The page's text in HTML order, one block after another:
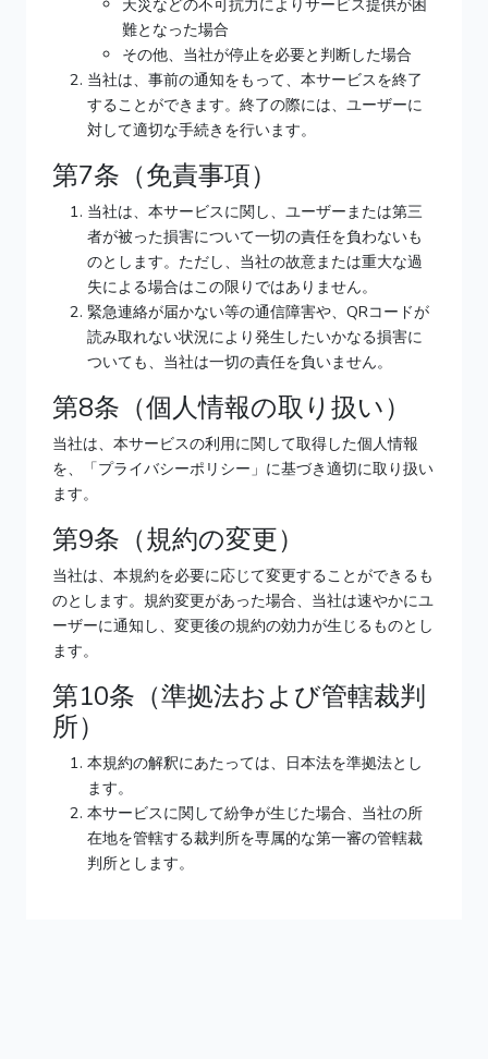
天災などの不可抗力によりサービス提供が困
難となった場合
その他、当社が停止を必要と判断した場合
当社は、事前の通知をもって、本サービスを終了
することができます。終了の際には、ユーザーに
対して適切な手続きを行います。
第7条（免責事項）
当社は、本サービスに関し、ユーザーまたは第三
者が被った損害について一切の責任を負わないも
のとします。ただし、当社の故意または重大な過
失による場合はこの限りではありません。
緊急連絡が届かない等の通信障害や、QRコードが
読み取れない状況により発生したいかなる損害に
ついても、当社は一切の責任を負いません。
第8条（個人情報の取り扱い）
当社は、本サービスの利用に関して取得した個人情報
を、「プライバシーポリシー」に基づき適切に取り扱い
ます。
第9条（規約の変更）
当社は、本規約を必要に応じて変更することができるも
のとします。規約変更があった場合、当社は速やかにユ
ーザーに通知し、変更後の規約の効力が生じるものとし
ます。
第10条（準拠法および管轄裁判
所）
本規約の解釈にあたっては、日本法を準拠法とし
ます。
本サービスに関して紛争が生じた場合、当社の所
在地を管轄する裁判所を専属的な第一審の管轄裁
判所とします。